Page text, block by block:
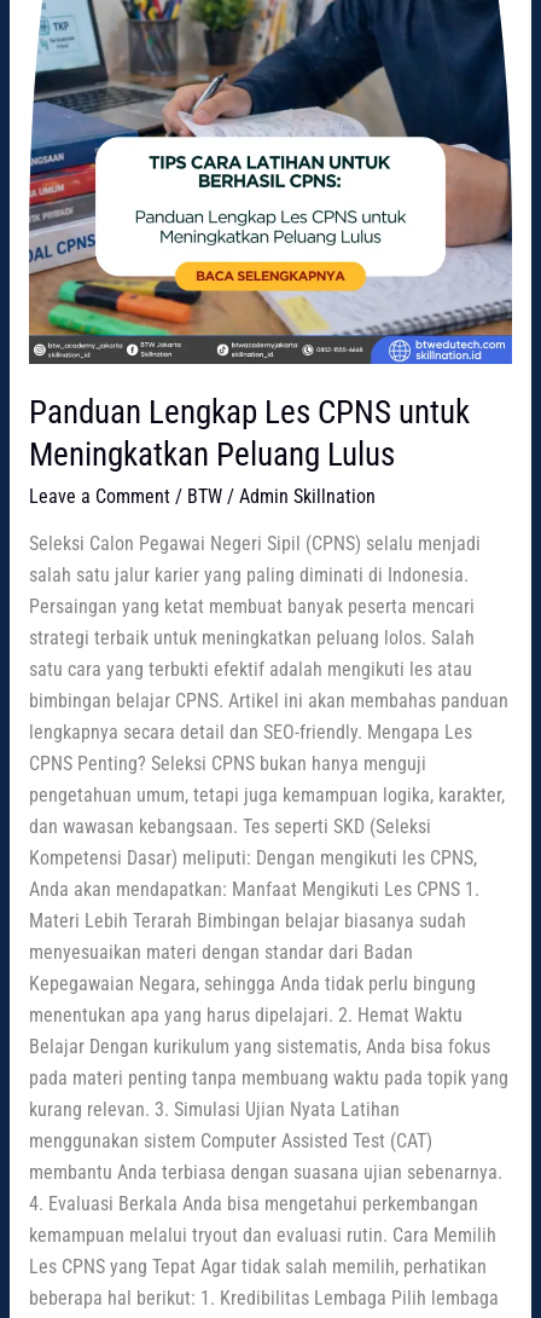
Panduan Lengkap Les CPNS untuk
Meningkatkan Peluang Lulus
Leave a Comment / BTW/ Admin Skillnation
Seleksi Calon Pegawai Negeri Sipil (CPNS) selalu menjadi
salah satu jalur karier yang paling diminati di Indonesia.
Persaingan yang ketat membuat banyak peserta mencari
strategi terbaik untuk meningkatkan peluang lolos. Salah
satu cara yang terbukti efektif adalah mengikuti les atau
bimbingan belajar CPNS. Artikel ini akan membahas panduan
lengkapnya secara detail dan SEO-friendly. Mengapa Les
CPNS Penting? Seleksi CPNS bukan hanya menguji
pengetahuan umum, tetapi juga kemampuan logika, karakter,
dan wawasan kebangsaan. Tes seperti SKD (Seleksi
Kompetensi Dasar) meliputi: Dengan mengikuti les CPNS,
Anda akan mendapatkan: Manfaat Mengikuti Les CPNS 1.
Materi Lebih Terarah Bimbingan belajar biasanya sudah
menyesuaikan materi dengan standar dari Badan
Kepegawaian Negara, sehingga Anda tidak perlu bingung
menentukan apa yang harus dipelajari. 2. Hemat Waktu
Belajar Dengan kurikulum yang sistematis, Anda bisa fokus
pada materi penting tanpa membuang waktu pada topik yang
kurang relevan. 3. Simulasi Ujian Nyata Latihan
menggunakan sistem Computer Assisted Test (CAT)
membantu Anda terbiasa dengan suasana ujian sebenarnya.
4. Evaluasi Berkala Anda bisa mengetahui perkembangan
kemampuan melalui tryout dan evaluasi rutin. Cara Memilih
Les CPNS yang Tepat Agar tidak salah memilih, perhatikan
beberapa hal berikut: 1. Kredibilitas Lembaga Pilih lembaga